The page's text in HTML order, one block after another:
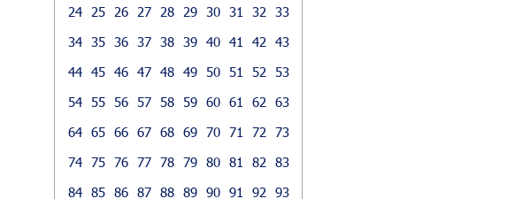
24
25 26 27 28 29 30 31 32
33
34 35 36 37 38 39 40 41 42
43
44 45 46 47 48 49 50 51 52
53
54 55 56 57 58 59 60 61 62
63
64 65 66 67 68 69 70 71 72
73
74 75 76 77 78 79 80 81 82
83
84 85 86 87 88 89 90 91 92
93